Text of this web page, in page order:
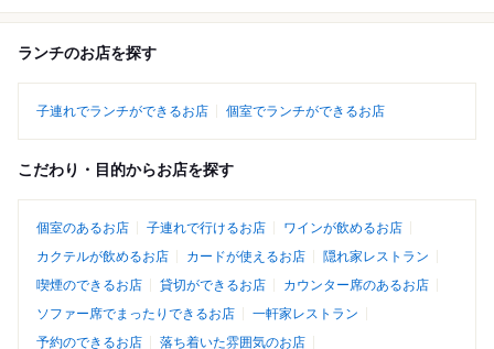
ランチのお店を探す
子連れでランチができるお店 個室でランチができるお店
こだわり・目的からお店を探す
個室のあるお店 子連れで行けるお店
ワインが飲めるお店
カクテルが飲めるお店
カードが使えるお店
隠れ家レストラン
喫煙のできるお店
貸切ができるお店
カウンター席のあるお店
ソファー席でまったりできるお店
一軒家レストラン
予約のできるお店
落ち着いた雰囲気のお店